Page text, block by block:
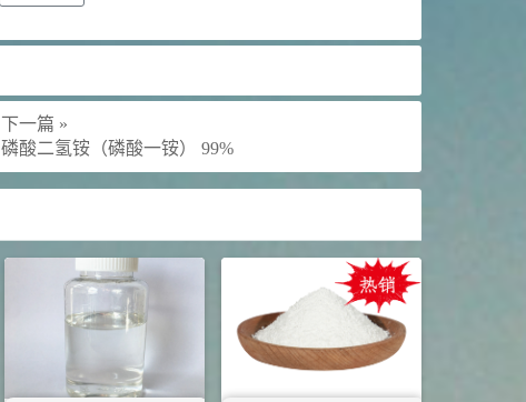
下一篇 »
磷酸二氢铵（磷酸一铵） 99%